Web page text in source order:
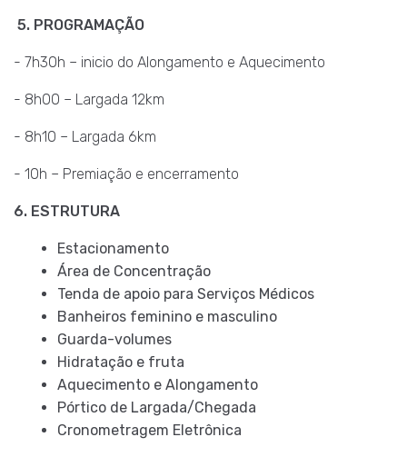
5. PROGRAMAÇÃO
- 7h30h – inicio do Alongamento e Aquecimento
- 8h00 – Largada 12km
- 8h10 – Largada 6km
- 10h – Premiação e encerramento
6. ESTRUTURA
Estacionamento
Área de Concentração
Tenda de apoio para Serviços Médicos
Banheiros feminino e masculino
Guarda-volumes
Hidratação e fruta
Aquecimento e Alongamento
Pórtico de Largada/Chegada
Cronometragem Eletrônica